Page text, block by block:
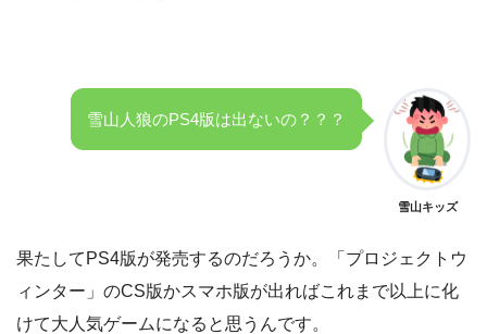
雪山人狼のPS4版は出ないの？？？
雪山キッズ
果たしてPS4版が発売するのだろうか。「プロジェクトウ
ィンター」のCS版かスマホ版が出ればこれまで以上に化
けて大人気ゲームになると思うんです。